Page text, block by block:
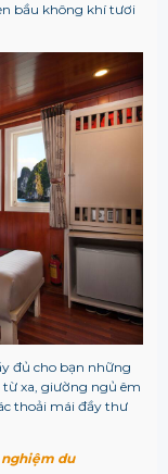
bầu không khí tươi
đủ cho bạn những
xa, giường ngủ êm
thoải mái đầy thư
nghiệm du